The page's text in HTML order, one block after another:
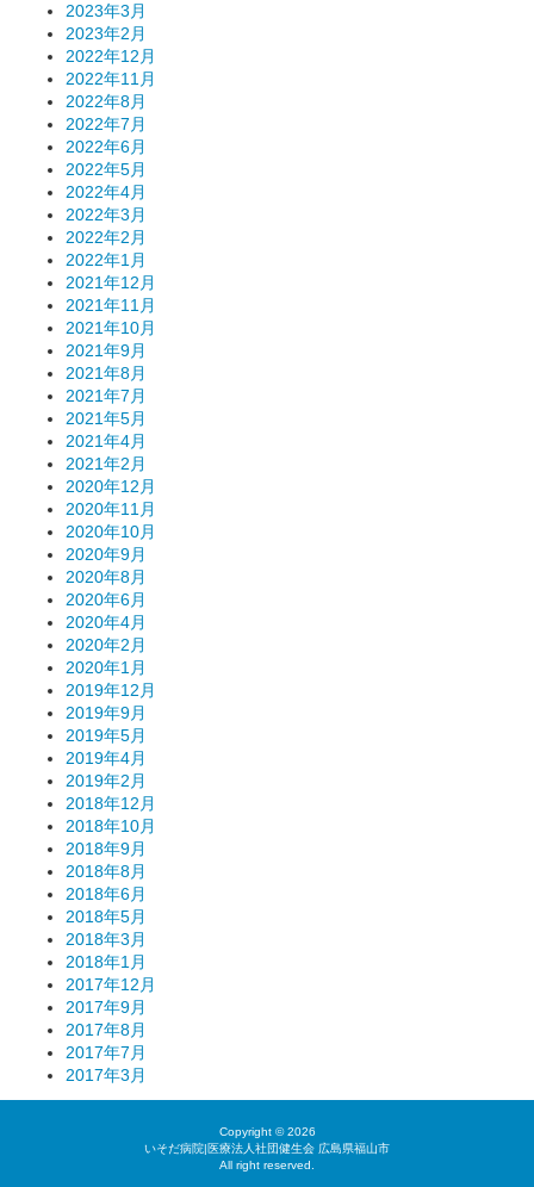
2023年3月
2023年2月
2022年12月
2022年11月
2022年8月
2022年7月
2022年6月
2022年5月
2022年4月
2022年3月
2022年2月
2022年1月
2021年12月
2021年11月
2021年10月
2021年9月
2021年8月
2021年7月
2021年5月
2021年4月
2021年2月
2020年12月
2020年11月
2020年10月
2020年9月
2020年8月
2020年6月
2020年4月
2020年2月
2020年1月
2019年12月
2019年9月
2019年5月
2019年4月
2019年2月
2018年12月
2018年10月
2018年9月
2018年8月
2018年6月
2018年5月
2018年3月
2018年1月
2017年12月
2017年9月
2017年8月
2017年7月
2017年3月
Copyright © 2026
いそだ病院|医療法人社団健生会 広島県福山市
All right reserved.